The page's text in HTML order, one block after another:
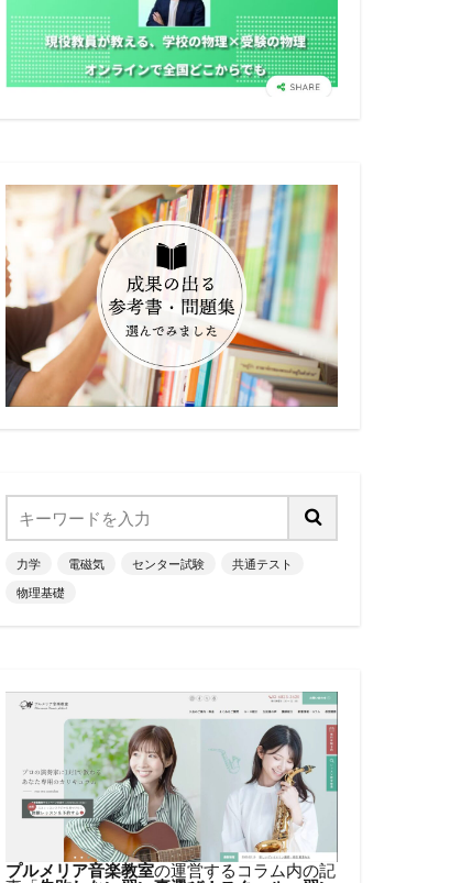
力学 電磁気 センター試験
共通テスト
物理基礎
プルメリア音楽教室の運営するコラム内の記